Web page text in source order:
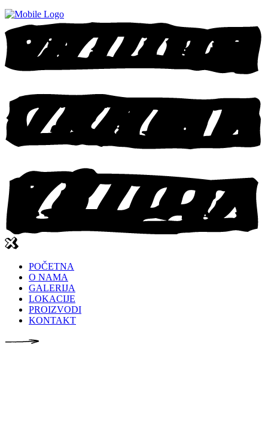
POČETNA
O NAMA
GALERIJA
LOKACIJE
PROIZVODI
KONTAKT